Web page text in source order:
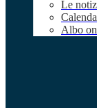
Le
Albo